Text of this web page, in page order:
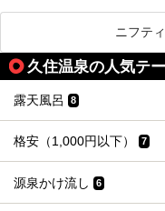
あるんです。
これを読ん
八湯温泉道
って88ヶ所
いうもので
別府には朝
湯や、日帰
ます。泉質
人を目指し
ニフテ
久住温泉の人気テ
露天風呂 8
格安（1,000円以下） 7
源泉かけ流し 6